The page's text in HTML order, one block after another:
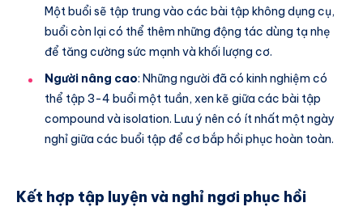
Một buổi sẽ tập trung vào các bài tập không dụng cụ,
buổi còn lại có thể thêm những động tác dùng tạ nhẹ
để tăng cường sức mạnh và khối lượng cơ.
Người nâng cao: Những người đã có kinh nghiệm có
thể tập 3-4 buổi một tuần, xen kẽ giữa các bài tập
compound và isolation. Lưu ý nên có ít nhất một ngày
nghỉ giữa các buổi tập để cơ bắp hồi phục hoàn toàn.
Kết hợp tập luyện và nghỉ ngơi phục hồi